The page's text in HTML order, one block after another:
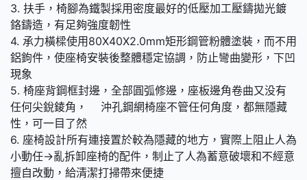
3. 扶手，椅腳為鐵製採用密度最好的低壓加工壓鑄拋光鍍
鉻鑄造，有足夠強度韌性
4. 承力橫樑使用80X40X2.0mm矩形鋼管粉體塗裝，而不用
鋁鉤件，使座椅安裝後整體穩定協調，防止彎曲變形，下凹
現象
5. 椅座背鋼框封邊，全部圓弧修邊，座板邊角卷曲又没有
任何尖銳錂角， 沖孔鋼網椅座不管任何角度，都無隱藏
性，可一目了然
6. 座椅設計所有連接置於較為隱藏的地方，實際上阻止人為
小動任→亂拆卸座椅的配件，制止了人為蓄意破壞和不經意
擅自改動，給清潔打掃帶來便捷